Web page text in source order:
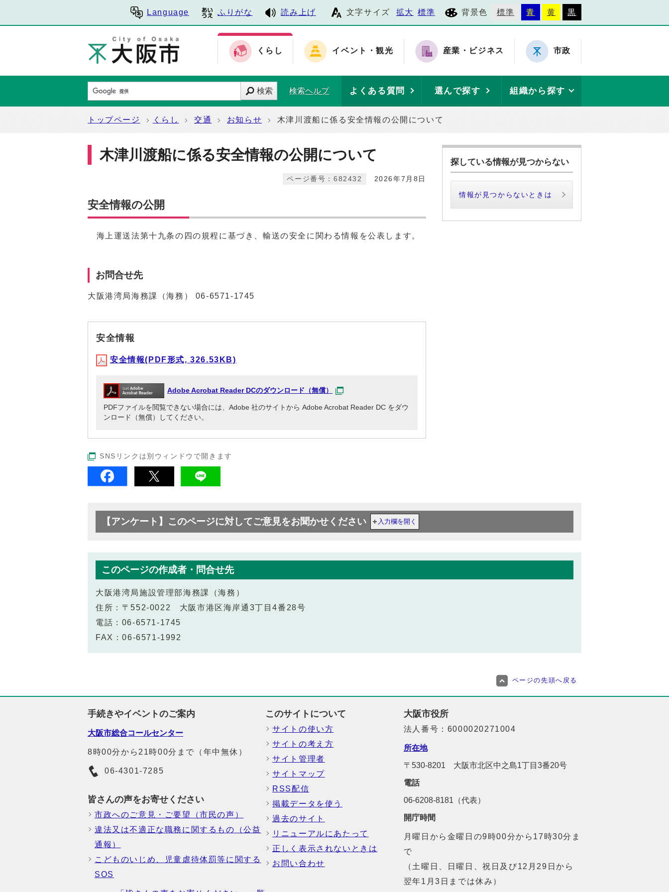
Language ふりがな 読み上げ 文字サイズ 拡大 標準 背景色 標準 青 黄 黒
くらし イベント・観光 産業・ビジネス 市政
検索 検索ヘルプ よくある質問 選んで探す 組織から探す
トップページ くらし 交通 お知らせ 木津川渡船に係る安全情報の公開について
木津川渡船に係る安全情報の公開について
2026年7月8日
ページ番号：682432
安全情報の公開
海上運送法第十九条の四の規程に基づき、輸送の安全に関わる情報を公表します。
お問合せ先
大阪港湾局海務課（海務） 06-6571-1745
安全情報
安全情報(PDF形式, 326.53KB)
Adobe Acrobat Reader DCのダウンロード（無償）
PDFファイルを閲覧できない場合には、Adobe 社のサイトから Adobe Acrobat Reader DC をダウ
ンロード（無償）してください。
SNSリンクは別ウィンドウで開きます
探している情報が見つからない
情報が見つからないときは
【アンケート】このページに対してご意見をお聞かせください 入力欄を開く
このページの作成者・問合せ先
大阪港湾局施設管理部海務課（海務）
住所：〒552‐0022 大阪市港区海岸通3丁目4番28号
電話：06‐6571‐1745
FAX：06‐6571‐1992
ページの先頭へ戻る
手続きやイベントのご案内
大阪市総合コールセンター
8時00分から21時00分まで（年中無休）
06-4301-7285
皆さんの声をお寄せください
市政へのご意見・ご要望（市民の声）
違法又は不適正な職務に関するもの（公益
通報）
こどものいじめ、児童虐待体罰等に関する
SOS
このサイトについて
サイトの使い方
サイトの考え方
サイト管理者
サイトマップ
RSS配信
掲載データを使う
過去のサイト
リニューアルにあたって
正しく表示されないときは
お問い合わせ
大阪市役所
法人番号：6000020271004
所在地
〒530-8201 大阪市北区中之島1丁目3番20号
電話
06-6208-8181（代表）
開庁時間
月曜日から金曜日の9時00分から17時30分ま
で
（土曜日、日曜日、祝日及び12月29日から
翌年1月3日までは休み）